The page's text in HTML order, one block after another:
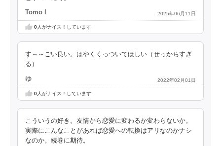
Tomo I 2025年06月11日
0人がナイス！しています
す～～ごい良い。はやくくっついてほしい（せっかちすぎ
る）
ゆ 2022年02月01日
0人がナイス！しています
こういうの好き。友情から恋愛に変わるか変わらないか。
実際にこんなことがあれば恋愛への転換はアリなのかナシ
なのか。続巻に期待。